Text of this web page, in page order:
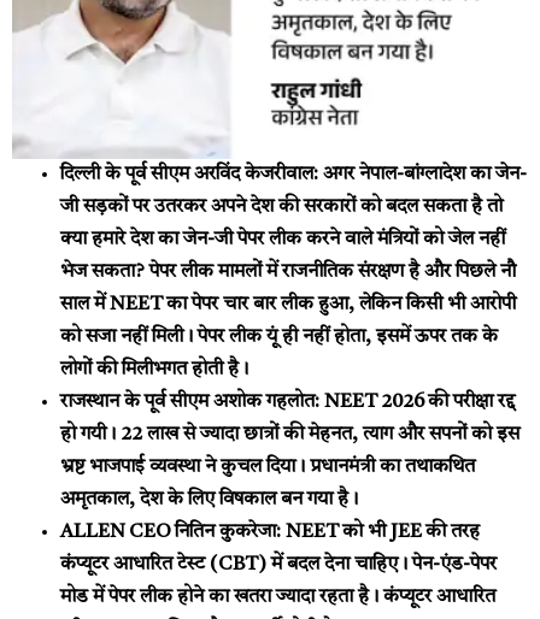
दिल्ली के पूर्व सीएम अरविंद केजरीवाल: अगर नेपाल-बांग्लादेश का जेन-
जी सड़कों पर उतरकर अपने देश की सरकारों को बदल सकता है तो
क्या हमारे देश का जेन-जी पेपर लीक करने वाले मंत्रियों को जेल नहीं
भेज सकता? पेपर लीक मामलों में राजनीतिक संरक्षण है और पिछले नौ
साल में NEET का पेपर चार बार लीक हुआ, लेकिन किसी भी आरोपी
को सजा नहीं मिली। पेपर लीक यूं ही नहीं होता, इसमें ऊपर तक के
लोगों की मिलीभगत होती है।
राजस्थान के पूर्व सीएम अशोक गहलोत: NEET 2026 की परीक्षा रद्द
हो गयी। 22 लाख से ज्यादा छात्रों की मेहनत, त्याग और सपनों को इस
भ्रष्ट भाजपाई व्यवस्था ने कुचल दिया। प्रधानमंत्री का तथाकथित
अमृतकाल, देश के लिए विषकाल बन गया है।
ALLEN CEO नितिन कुकरेजा: NEET को भी JEE की तरह
कंप्यूटर आधारित टेस्ट (CBT) में बदल देना चाहिए। पेन-एंड-पेपर
मोड में पेपर लीक होने का खतरा ज्यादा रहता है। कंप्यूटर आधारित